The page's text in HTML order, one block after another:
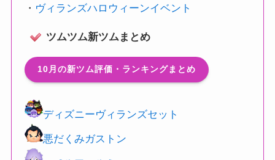
・ ヴィランズハロウィーンイベント
ツムツム新ツムまとめ
10月の新ツム評価・ランキングまとめ
ディズニーヴィランズセット
悪だくみガストン